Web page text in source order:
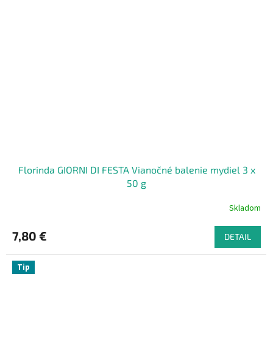
Florinda GIORNI DI FESTA Vianočné balenie mydiel 3 x
50 g
Skladom
7,80 € DETAIL
Tip